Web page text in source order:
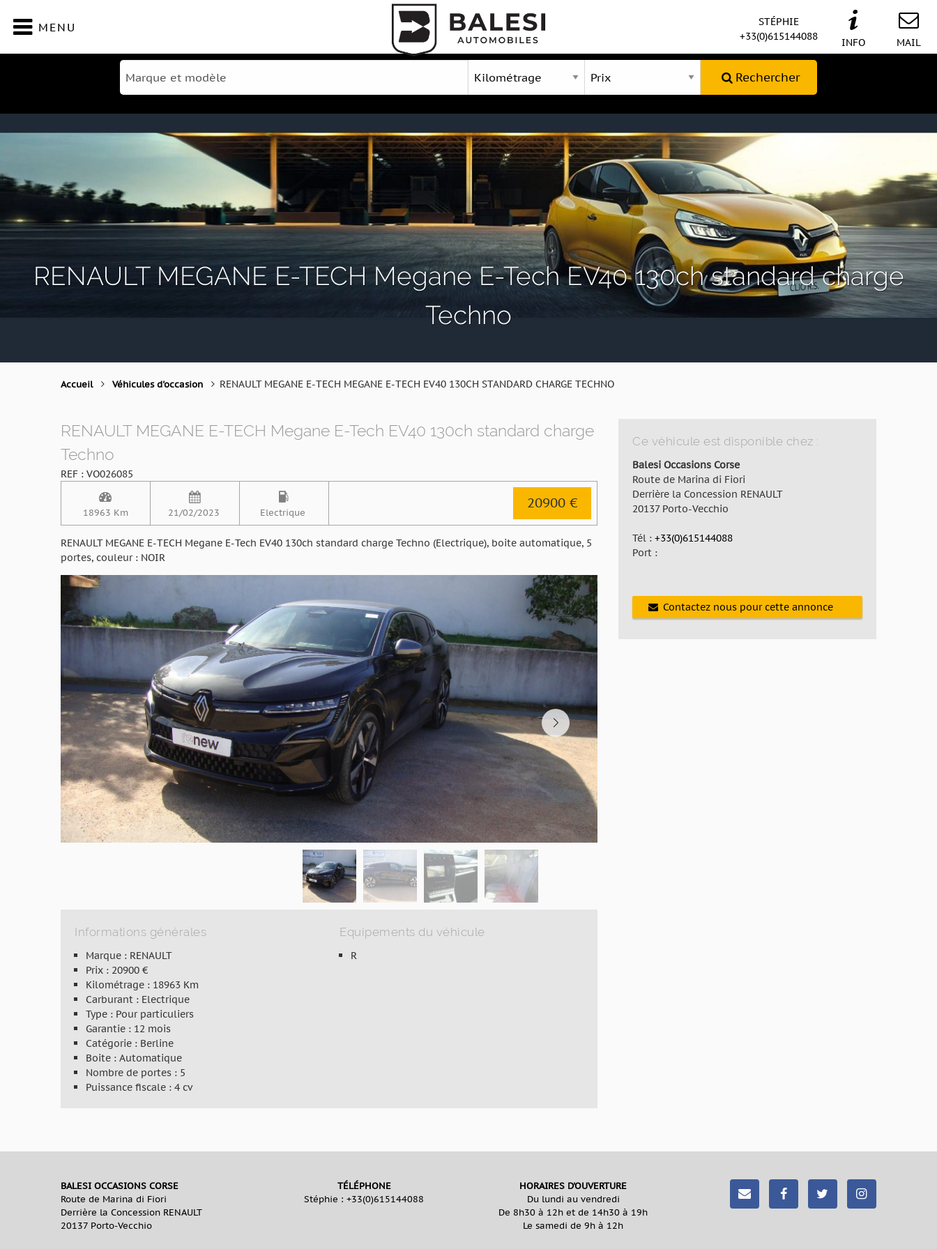
MENU
MAIL
INFO
STÉPHIE
+33(0)615144088
Rechercher
RENAULT MEGANE E-TECH Megane E-Tech EV40 130ch standard charge
Techno
Accueil Véhicules d'occasion RENAULT MEGANE E-TECH MEGANE E-TECH EV40 130CH STANDARD CHARGE TECHNO
RENAULT MEGANE E-TECH Megane E-Tech EV40 130ch standard charge
Techno
REF : VO026085
18963 Km 21/02/2023 Electrique
20900 €
RENAULT MEGANE E-TECH Megane E-Tech EV40 130ch standard charge Techno (Electrique), boite automatique, 5
portes, couleur : NOIR
Informations générales
Marque : RENAULT
Prix : 20900 €
Kilométrage : 18963 Km
Carburant : Electrique
Type : Pour particuliers
Garantie : 12 mois
Catégorie : Berline
Boite : Automatique
Nombre de portes : 5
Puissance fiscale : 4 cv
Equipements du véhicule
R
Ce véhicule est disponible chez :
Balesi Occasions Corse
Route de Marina di Fiori
Derrière la Concession RENAULT
20137 Porto-Vecchio
Tél :+33(0)615144088
Port :
Contactez nous pour cette annonce
BALESI OCCASIONS CORSE
Route de Marina di Fiori
Derrière la Concession RENAULT
20137 Porto-Vecchio
TÉLÉPHONE
Stéphie : +33(0)615144088
HORAIRES D'OUVERTURE
Du lundi au vendredi
De 8h30 à 12h et de 14h30 à 19h
Le samedi de 9h à 12h